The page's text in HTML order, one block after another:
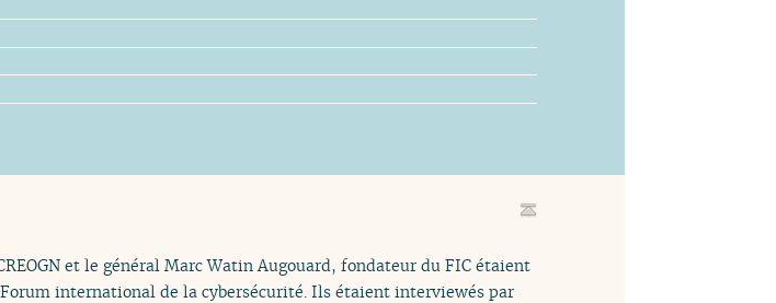
et le général Marc Watin Augouard, fondateur du FIC étaient
international de la cybersécurité. Ils étaient interviewés par